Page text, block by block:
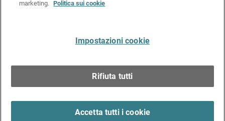
Kit Media & Brand
marketing. Politica sui cookie
Impostazioni cookie
Rifiuta tutti
Accetta tutti i cookie